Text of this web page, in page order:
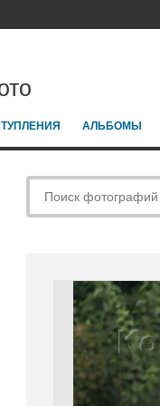
АЛЬБОМЫ